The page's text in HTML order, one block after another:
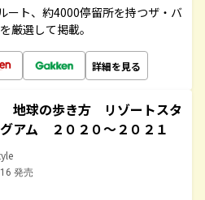
ート、約4000停留所を持つザ・バ
厳選して掲載。
詳細を見る
地球の歩き方 リゾートスタ
アム ２０２０～２０２１
発売